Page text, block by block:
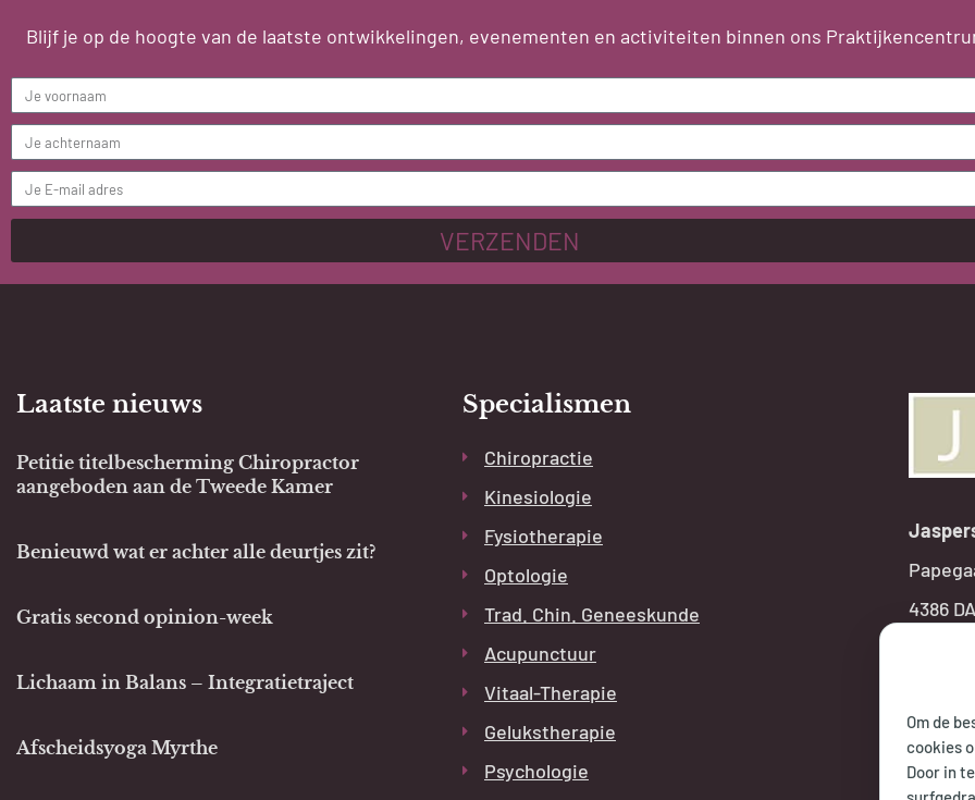
Om de
cookies
Door in
Blijf je op de hoogte van de laatste ontwikkelingen, evenementen en activiteiten binnen ons
VERZENDEN
Laatste nieuws
Petitie titelbescherming Chiropractor
aangeboden aan de Tweede Kamer
Benieuwd wat er achter alle deurtjes zit?
Gratis second opinion-week
Lichaam in Balans – Integratietraject
Afscheidsyoga Myrthe
Specialismen
Chiropractie
Kinesiologie
Fysiotherapie
Optologie
Trad. Chin. Geneeskunde
Acupunctuur
Vitaal-Therapie
Gelukstherapie
Psychologie
4386